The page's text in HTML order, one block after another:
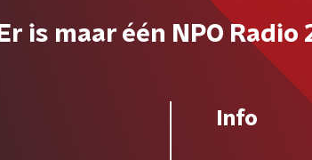
Er is maar één NPO Radio
Info